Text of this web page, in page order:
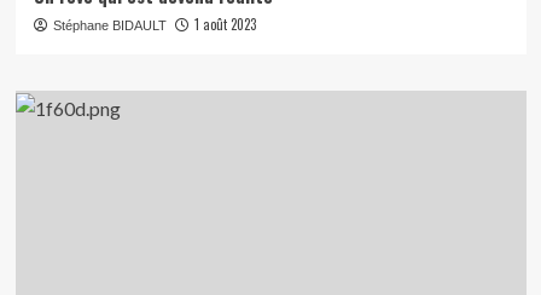
Stéphane BIDAULT 1 août 2023